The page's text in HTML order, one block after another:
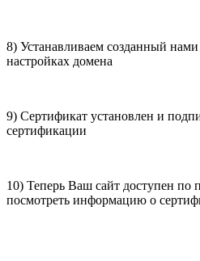
8) Устанавливаем созданный
настройках домена
9) Сертификат установлен и
сертификации
10) Теперь Ваш сайт доступен по
посмотреть информацию о